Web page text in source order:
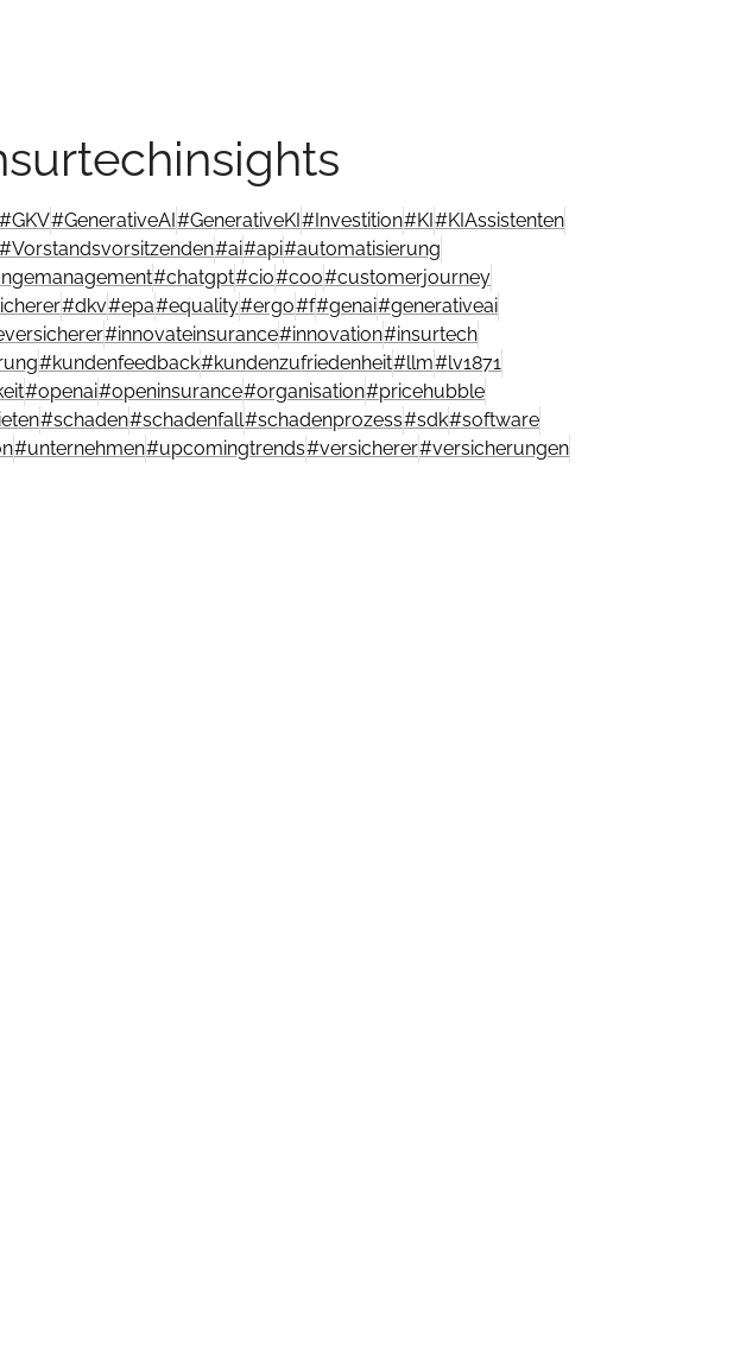
#GKV#GenerativeAI#GenerativeKI#Investition#KI#KIAssistenten
#Vorstandsvorsitzenden#ai#api#automatisierung
#chatgpt#cio#coo#customerjourney
#dkv#epa#equality#ergo#f#genai#generativeai
#innovateinsurance#innovation#insurtech
#kundenfeedback#kundenzufriedenheit#llm#lv1871
#openai#openinsurance#organisation#pricehubble
#schaden#schadenfall#schadenprozess#sdk#software
#unternehmen#upcomingtrends#versicherer#versicherungen